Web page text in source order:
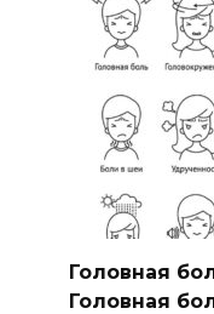
Головная
Головная